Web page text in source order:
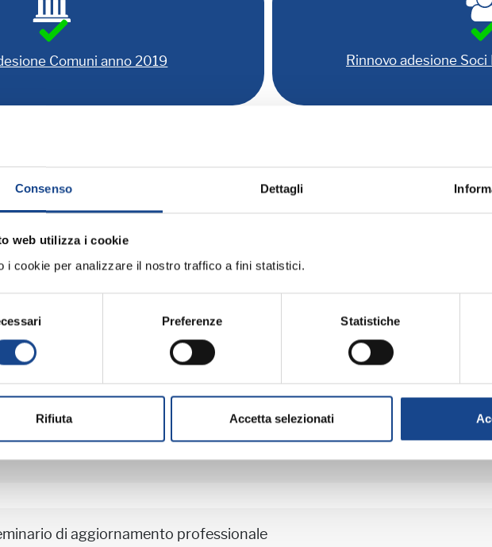
Consenso Dettagli
web utilizza i cookie
i cookie per analizzare il nostro traffico a fini statistici.
Preferenze Statistiche
Rifiuta Accetta selezionati
Comuni anno 2019 Rinnovo adesione
Andrea- Esperto ANUSCA
MATERIALE DIDATTICO
programma:
di aggiornamento professionale
PIETRO TERME (BO) - Estate all'ombra dei cipressi
professionale
di aggiornamento professionale